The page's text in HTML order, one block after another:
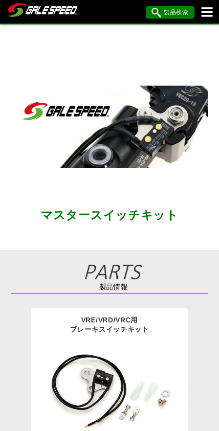
製品検索
SUZUKI
KAWASAKI BMW DUCATI
KTM MV AGUSTA
マスタースイッチキット
製品情報
VRE/VRD/VRC用
ブレーキスイッチキット